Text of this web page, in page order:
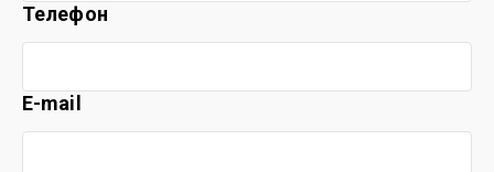
Телефон
E-mail